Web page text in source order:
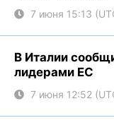
7 июня 15:13
В Италии
лидерами ЕС
7 июня 12:52